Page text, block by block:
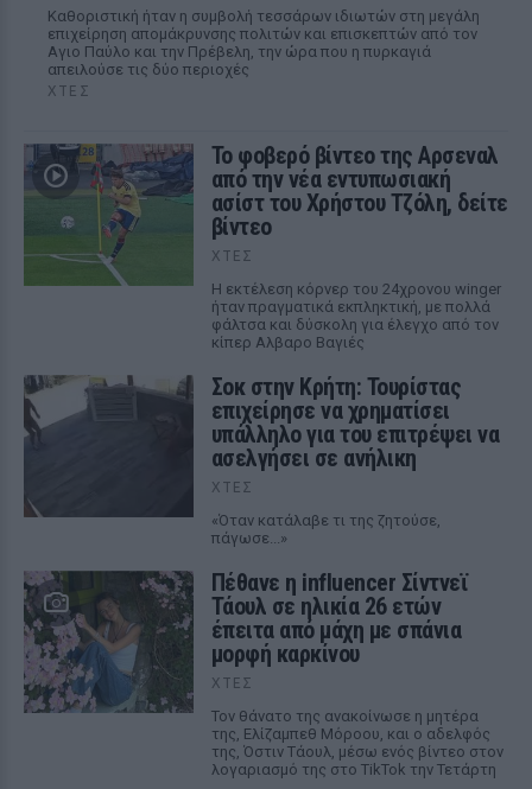
Καθοριστική ήταν η συμβολή τεσσάρων ιδιωτών στη μεγάλη
επιχείρηση απομάκρυνσης πολιτών και επισκεπτών από τον
Αγιο Παύλο και την Πρέβελη, την ώρα που η πυρκαγιά
απειλούσε τις δύο περιοχές
ΧΤΕΣ
Το φοβερό βίντεο της Αρσεναλ
από την νέα εντυπωσιακή
ασίστ του Χρήστου Τζόλη, δείτε
βίντεο
ΧΤΕΣ
Η εκτέλεση κόρνερ του 24χρονου winger
ήταν πραγματικά εκπληκτική, με πολλά
φάλτσα και δύσκολη για έλεγχο από τον
κίπερ Αλβαρο Βαγιές
Σοκ στην Κρήτη: Τουρίστας
επιχείρησε να χρηματίσει
υπάλληλο για του επιτρέψει να
ασελγήσει σε ανήλικη
ΧΤΕΣ
«Όταν κατάλαβε τι της ζητούσε,
πάγωσε...»
Πέθανε η influencer Σίντνεϊ
Τάουλ σε ηλικία 26 ετών
έπειτα από μάχη με σπάνια
μορφή καρκίνου
ΧΤΕΣ
Τον θάνατο της ανακοίνωσε η μητέρα
της, Ελίζαμπεθ Μόροου, και ο αδελφός
της, Όστιν Τάουλ, μέσω ενός βίντεο στον
λογαριασμό της στο TikTok την Τετάρτη